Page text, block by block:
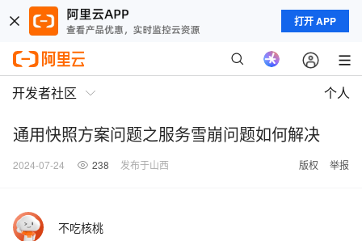
打开 APP
开发者社区 个人
通用快照方案问题之服务雪崩问题如何解决
2024-07-24 238 发布于山西 版权 举报
不吃核桃